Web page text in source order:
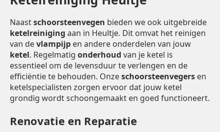
Naastschoorsteenvegen bieden we ook uitgebreide
ketelreiniging aan in Heultje. Dit omvat het reinigen
van devlampijp en andere onderdelen van jouw
ketel. Regelmatig onderhoud van je ketel is
essentieel om de levensduur te verlengen en de
efficiëntie te behouden. Onzeschoorsteenvegers en
ketelspecialisten zorgen ervoor dat jouw ketel
grondig wordt schoongemaakt en goed functioneert.
Renovatie en Reparatie